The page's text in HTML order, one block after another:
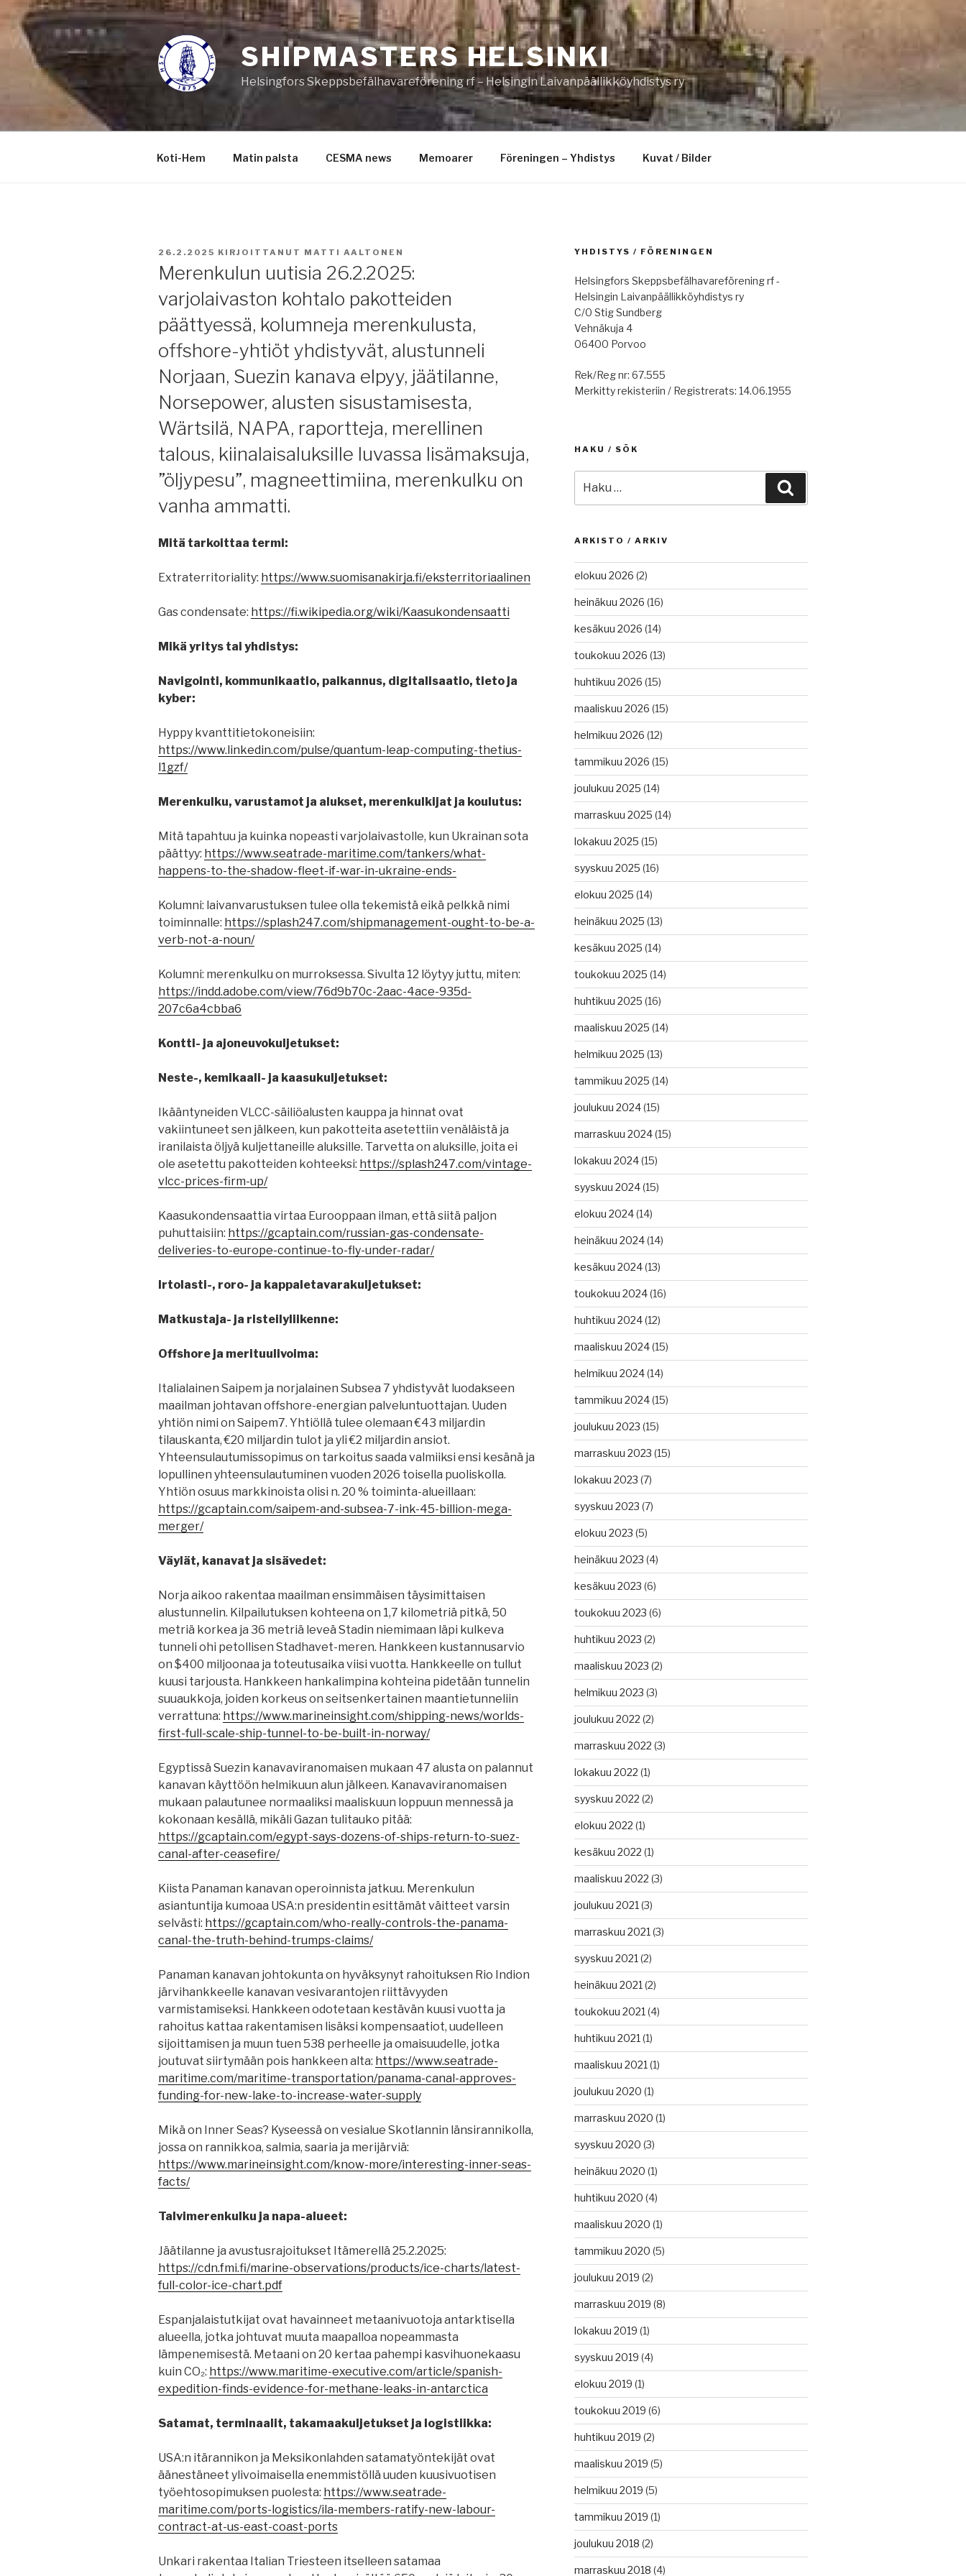
Siirry
sisältöön
SHIPMASTERS HELSINKI
Helsingfors Skeppsbefälhavareförening rf – Helsingin Laivanpäällikköyhdistys ry
Koti-Hem Matin palsta CESMA news Memoarer Föreningen – Yhdistys Kuvat / Bilder
JULKAISTU
26.2.2025 KIRJOITTANUT MATTI AALTONEN
Merenkulun uutisia 26.2.2025:
varjolaivaston kohtalo pakotteiden
päättyessä, kolumneja merenkulusta,
offshore-yhtiöt yhdistyvät, alustunneli
Norjaan, Suezin kanava elpyy, jäätilanne,
Norsepower, alusten sisustamisesta,
Wärtsilä, NAPA, raportteja, merellinen
talous, kiinalaisaluksille luvassa lisämaksuja,
”öljypesu”, magneettimiina, merenkulku on
vanha ammatti.
Mitä tarkoittaa termi:
Extraterritoriality: https://www.suomisanakirja.fi/eksterritoriaalinen
Gas condensate: https://fi.wikipedia.org/wiki/Kaasukondensaatti
Mikä yritys tai yhdistys:
Navigointi, kommunikaatio, paikannus, digitalisaatio, tieto ja
kyber:
Hyppy kvanttitietokoneisiin:
https://www.linkedin.com/pulse/quantum-leap-computing-thetius-
l1gzf/
Merenkulku, varustamot ja alukset, merenkulkijat ja koulutus:
Mitä tapahtuu ja kuinka nopeasti varjolaivastolle, kun Ukrainan sota
päättyy: https://www.seatrade-maritime.com/tankers/what-
happens-to-the-shadow-fleet-if-war-in-ukraine-ends-
Kolumni: laivanvarustuksen tulee olla tekemistä eikä pelkkä nimi
toiminnalle: https://splash247.com/shipmanagement-ought-to-be-a-
verb-not-a-noun/
Kolumni: merenkulku on murroksessa. Sivulta 12 löytyy juttu, miten:
https://indd.adobe.com/view/76d9b70c-2aac-4ace-935d-
207c6a4cbba6
Kontti- ja ajoneuvokuljetukset:
Neste-, kemikaali- ja kaasukuljetukset:
Ikääntyneiden VLCC-säiliöalusten kauppa ja hinnat ovat
vakiintuneet sen jälkeen, kun pakotteita asetettiin venäläistä ja
iranilaista öljyä kuljettaneille aluksille. Tarvetta on aluksille, joita ei
ole asetettu pakotteiden kohteeksi: https://splash247.com/vintage-
vlcc-prices-firm-up/
Kaasukondensaattia virtaa Eurooppaan ilman, että siitä paljon
puhuttaisiin: https://gcaptain.com/russian-gas-condensate-
deliveries-to-europe-continue-to-fly-under-radar/
Irtolasti-, roro- ja kappaletavarakuljetukset:
Matkustaja- ja risteilyliikenne:
Offshore ja merituulivoima:
Italialainen Saipem ja norjalainen Subsea 7 yhdistyvät luodakseen
maailman johtavan offshore-energian palveluntuottajan. Uuden
yhtiön nimi on Saipem7. Yhtiöllä tulee olemaan €43 miljardin
tilauskanta, €20 miljardin tulot ja yli €2 miljardin ansiot.
Yhteensulautumissopimus on tarkoitus saada valmiiksi ensi kesänä ja
lopullinen yhteensulautuminen vuoden 2026 toisella puoliskolla.
Yhtiön osuus markkinoista olisi n. 20 % toiminta-alueillaan:
https://gcaptain.com/saipem-and-subsea-7-ink-45-billion-mega-
merger/
Väylät, kanavat ja sisävedet:
Norja aikoo rakentaa maailman ensimmäisen täysimittaisen
alustunnelin. Kilpailutuksen kohteena on 1,7 kilometriä pitkä, 50
metriä korkea ja 36 metriä leveä Stadin niemimaan läpi kulkeva
tunneli ohi petollisen Stadhavet-meren. Hankkeen kustannusarvio
on $400 miljoonaa ja toteutusaika viisi vuotta. Hankkeelle on tullut
kuusi tarjousta. Hankkeen hankalimpina kohteina pidetään tunnelin
suuaukkoja, joiden korkeus on seitsenkertainen maantietunneliin
verrattuna: https://www.marineinsight.com/shipping-news/worlds-
first-full-scale-ship-tunnel-to-be-built-in-norway/
Egyptissä Suezin kanavaviranomaisen mukaan 47 alusta on palannut
kanavan käyttöön helmikuun alun jälkeen. Kanavaviranomaisen
mukaan palautunee normaaliksi maaliskuun loppuun mennessä ja
kokonaan kesällä, mikäli Gazan tulitauko pitää:
https://gcaptain.com/egypt-says-dozens-of-ships-return-to-suez-
canal-after-ceasefire/
Kiista Panaman kanavan operoinnista jatkuu. Merenkulun
asiantuntija kumoaa USA:n presidentin esittämät väitteet varsin
selvästi: https://gcaptain.com/who-really-controls-the-panama-
canal-the-truth-behind-trumps-claims/
Panaman kanavan johtokunta on hyväksynyt rahoituksen Rio Indion
järvihankkeelle kanavan vesivarantojen riittävyyden
varmistamiseksi. Hankkeen odotetaan kestävän kuusi vuotta ja
rahoitus kattaa rakentamisen lisäksi kompensaatiot, uudelleen
sijoittamisen ja muun tuen 538 perheelle ja omaisuudelle, jotka
joutuvat siirtymään pois hankkeen alta: https://www.seatrade-
maritime.com/maritime-transportation/panama-canal-approves-
funding-for-new-lake-to-increase-water-supply
Mikä on Inner Seas? Kyseessä on vesialue Skotlannin länsirannikolla,
jossa on rannikkoa, salmia, saaria ja merijärviä:
https://www.marineinsight.com/know-more/interesting-inner-seas-
facts/
Talvimerenkulku ja napa-alueet:
Jäätilanne ja avustusrajoitukset Itämerellä 25.2.2025:
https://cdn.fmi.fi/marine-observations/products/ice-charts/latest-
full-color-ice-chart.pdf
Espanjalaistutkijat ovat havainneet metaanivuotoja antarktisella
alueella, jotka johtuvat muuta maapalloa nopeammasta
lämpenemisestä. Metaani on 20 kertaa pahempi kasvihuonekaasu
kuin CO₂: https://www.maritime-executive.com/article/spanish-
expedition-finds-evidence-for-methane-leaks-in-antarctica
Satamat, terminaalit, takamaakuljetukset ja logistiikka:
USA:n itärannikon ja Meksikonlahden satamatyöntekijät ovat
äänestäneet ylivoimaisella enemmistöllä uuden kuusivuotisen
työehtosopimuksen puolesta: https://www.seatrade-
maritime.com/ports-logistics/ila-members-ratify-new-labour-
contract-at-us-east-coast-ports
Unkari rakentaa Italian Triesteen itselleen satamaa
YHDISTYS / FÖRENINGEN
Helsingfors Skeppsbefälhavareförening rf -
Helsingin Laivanpäällikköyhdistys ry
C/0 Stig Sundberg
Vehnäkuja 4
06400 Porvoo
Rek/Reg nr: 67.555
Merkitty rekisteriin / Registrerats: 14.06.1955
HAKU / SÖK
ARKISTO / ARKIV
elokuu 2026 (2)
heinäkuu 2026 (16)
kesäkuu 2026 (14)
toukokuu 2026 (13)
huhtikuu 2026 (15)
maaliskuu 2026 (15)
helmikuu 2026 (12)
tammikuu 2026 (15)
joulukuu 2025 (14)
marraskuu 2025 (14)
lokakuu 2025 (15)
syyskuu 2025 (16)
elokuu 2025 (14)
heinäkuu 2025 (13)
kesäkuu 2025 (14)
toukokuu 2025 (14)
huhtikuu 2025 (16)
maaliskuu 2025 (14)
helmikuu 2025 (13)
tammikuu 2025 (14)
joulukuu 2024(15)
marraskuu 2024(15)
lokakuu 2024(15)
syyskuu 2024(15)
elokuu 2024(14)
heinäkuu 2024(14)
kesäkuu 2024(13)
toukokuu 2024(16)
huhtikuu 2024(12)
maaliskuu 2024(15)
helmikuu 2024(14)
tammikuu 2024(15)
joulukuu 2023 (15)
marraskuu 2023 (15)
lokakuu 2023 (7)
syyskuu 2023 (7)
elokuu 2023 (5)
heinäkuu 2023 (4)
kesäkuu 2023 (6)
toukokuu 2023 (6)
huhtikuu 2023 (2)
maaliskuu 2023 (2)
helmikuu 2023 (3)
joulukuu 2022 (2)
marraskuu 2022 (3)
lokakuu 2022 (1)
syyskuu 2022 (2)
elokuu 2022 (1)
kesäkuu 2022 (1)
maaliskuu 2022 (3)
joulukuu 2021 (3)
marraskuu 2021 (3)
syyskuu 2021 (2)
heinäkuu 2021 (2)
toukokuu 2021 (4)
huhtikuu 2021 (1)
maaliskuu 2021 (1)
joulukuu 2020 (1)
marraskuu 2020 (1)
syyskuu 2020 (3)
heinäkuu 2020 (1)
huhtikuu 2020 (4)
maaliskuu 2020 (1)
tammikuu 2020 (5)
joulukuu 2019 (2)
marraskuu 2019 (8)
lokakuu 2019 (1)
syyskuu 2019 (4)
elokuu 2019 (1)
toukokuu 2019 (6)
huhtikuu 2019 (2)
maaliskuu 2019 (5)
helmikuu 2019 (5)
tammikuu 2019 (1)
joulukuu 2018 (2)
marraskuu 2018 (4)